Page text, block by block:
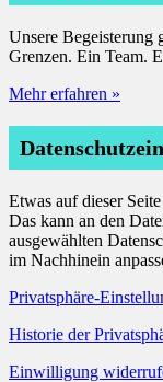
Unsere Begeisterung
Grenzen. Ein Team.
Mehr erfahren »
Etwas auf dieser
Das kann an den
ausgewählten
im Nachhinein
Privatsphäre-
Historie der
Einwilligung